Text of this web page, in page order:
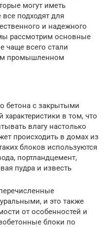
могут иметь
подходят для
и надежного
рассмотрим основные
чаще всего стали
промышленном
бетона с закрытыми
в том, что
влагу настолько
происходить в домах из
блоков используются
портландцемент,
пудра и известь
и это также
от особенностей и
блоки по